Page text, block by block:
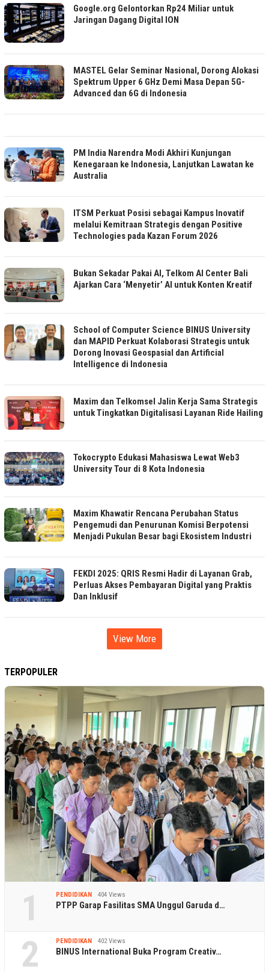
Google.org Gelontorkan Rp24 Miliar untuk
Jaringan Dagang Digital ION
MASTEL Gelar Seminar Nasional, Dorong Alokasi
Spektrum Upper 6 GHz Demi Masa Depan 5G-
Advanced dan 6G di Indonesia
PM India Narendra Modi Akhiri Kunjungan
Kenegaraan ke Indonesia, Lanjutkan Lawatan ke
Australia
ITSM Perkuat Posisi sebagai Kampus Inovatif
melalui Kemitraan Strategis dengan Positive
Technologies pada Kazan Forum 2026
Bukan Sekadar Pakai AI, Telkom AI Center Bali
Ajarkan Cara ‘Menyetir’ AI untuk Konten Kreatif
School of Computer Science BINUS University
dan MAPID Perkuat Kolaborasi Strategis untuk
Dorong Inovasi Geospasial dan Artificial
Intelligence di Indonesia
Maxim dan Telkomsel Jalin Kerja Sama Strategis
untuk Tingkatkan Digitalisasi Layanan Ride Hailing
Tokocrypto Edukasi Mahasiswa Lewat Web3
University Tour di 8 Kota Indonesia
Maxim Khawatir Rencana Perubahan Status
Pengemudi dan Penurunan Komisi Berpotensi
Menjadi Pukulan Besar bagi Ekosistem Industri
FEKDI 2025: QRIS Resmi Hadir di Layanan Grab,
Perluas Akses Pembayaran Digital yang Praktis
Dan Inklusif
View More
TERPOPULER
1 PENDIDIKAN 404 Views
PTPP Garap Fasilitas SMA Unggul Garuda d…
2 PENDIDIKAN 402 Views
BINUS International Buka Program Creativ…